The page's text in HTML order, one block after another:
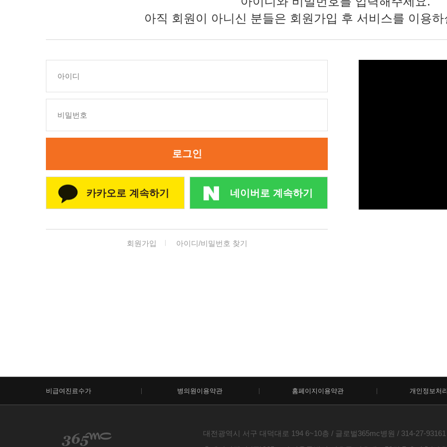
아직 회원이 아니신 분들은 회원가입 후 서비스를 이용
로그인
카카오로 계속하기 네이버로 계속하기
회원가입 아이디/비밀번호 찾기
비급여진료수가 병의원이용약관 홈페이지이용약관 개인정보처
대전광역시 서구 대덕대로 194 6~10층 / 글로벌365mc병원 / 314-27-